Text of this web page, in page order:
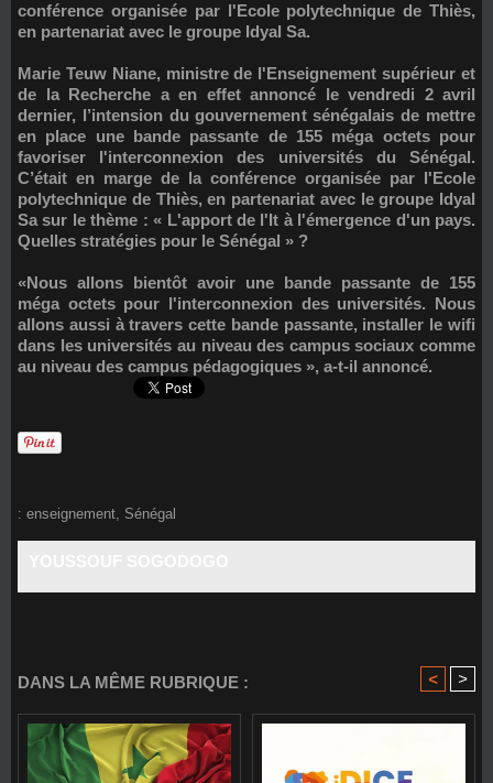
conférence organisée par l'Ecole polytechnique de Thiès,
en partenariat avec le groupe Idyal Sa.
Marie Teuw Niane, ministre de l'Enseignement supérieur et
de la Recherche a en effet annoncé le vendredi 2 avril
dernier, l’intension du gouvernement sénégalais de mettre
en place une bande passante de 155 méga octets pour
favoriser l'interconnexion des universités du Sénégal.
C’était en marge de la conférence organisée par l'Ecole
polytechnique de Thiès, en partenariat avec le groupe Idyal
Sa sur le thème : « L'apport de l'It à l'émergence d'un pays.
Quelles stratégies pour le Sénégal » ?
«Nous allons bientôt avoir une bande passante de 155
méga octets pour l'interconnexion des universités. Nous
allons aussi à travers cette bande passante, installer le wifi
dans les universités au niveau des campus sociaux comme
au niveau des campus pédagogiques », a-t-il annoncé.
: enseignement, Sénégal
DANS LA MÊME RUBRIQUE : < >